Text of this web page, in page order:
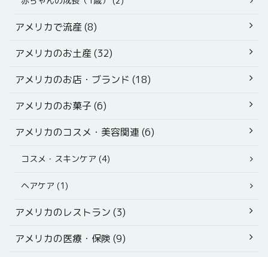
アメリカで流産 (8)
アメリカのお土産 (32)
アメリカのお店・ブランド (18)
アメリカのお菓子 (6)
アメリカのコスメ・美容関連 (6)
コスメ・スキンケア (4)
ヘアケア (1)
アメリカのレストラン (3)
アメリカの医療・保険 (9)